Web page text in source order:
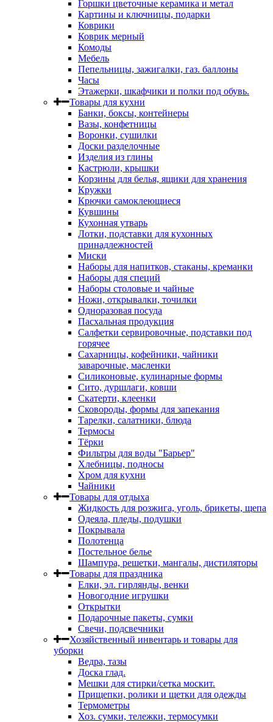
Горшки цветочные керамика и метал
Картины и ключницы, подарки
Коврики
Коврик мерный
Комоды
Мебель
Пепельницы, зажигалки, газ. баллоны
Часы
Этажерки, шкафчики и полки под обувь.
Товары для кухни
Банки, боксы, контейнеры
Вазы, конфетницы
Воронки, сушилки
Доски разделочные
Изделия из глины
Кастрюли, крышки
Корзины для белья, ящики для хранения
Кружки
Крючки самоклеющиеся
Кувшины
Кухонная утварь
Лотки, подставки для кухонных
принадлежностей
Миски
Наборы для напитков, стаканы, креманки
Наборы для специй
Наборы столовые и чайные
Ножи, открывалки, точилки
Одноразовая посуда
Пасхальная продукция
Салфетки сервировочные, подставки под
горячее
Сахарницы, кофейники, чайники
заварочные, масленки
Силиконовые, кулинарные формы
Сито, дуршлаги, ковши
Скатерти, клеенки
Сковороды, формы для запекания
Тарелки, салатники, блюда
Термосы
Тёрки
Фильтры для воды "Барьер"
Хлебницы, подносы
Хром для кухни
Чайники
Товары для отдыха
Жидкость для розжига, уголь, брикеты, щепа
Одеяла, пледы, подушки
Покрывала
Полотенца
Постельное белье
Шампура, решетки, мангалы, дистиляторы
Товары для праздника
Елки, эл. гирлянды, венки
Новогодние игрушки
Открытки
Подарочные пакеты, сумки
Свечи, подсвечники
Хозяйственный инвентарь и товары для
уборки
Ведра, тазы
Доска глад.
Мешки для стирки/сетка москит.
Прищепки, ролики и щетки для одежды
Термометры
Хоз. сумки, тележки, термосумки